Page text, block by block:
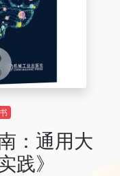
：通用大
践》